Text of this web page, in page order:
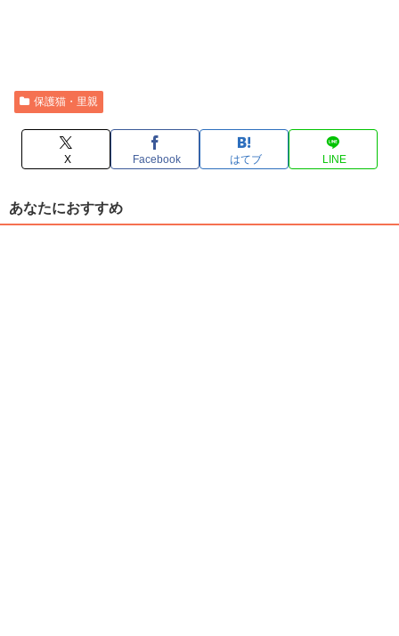
保護猫・里親
X Facebook はてブ LINE
あなたにおすすめ